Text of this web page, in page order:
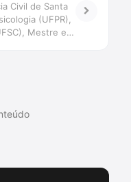
Civil de Santa
(UFPR),
Mestre em
do